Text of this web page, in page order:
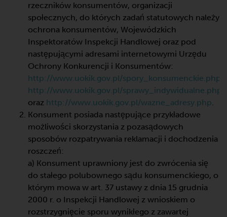
rzeczników konsumentów, organizacji
społecznych, do których zadań statutowych należy
ochrona konsumentów, Wojewódzkich
Inspektoratów Inspekcji Handlowej oraz pod
następującymi adresami internetowymi Urzędu
Ochrony Konkurencji i Konsumentów:
http://www.uokik.gov.pl/spory_konsumenckie.php,
http://www.uokik.gov.pl/sprawy_indywidualne.php
oraz http://www.uokik.gov.pl/wazne_adresy.php.
Konsument posiada następujące przykładowe
możliwości skorzystania z pozasądowych
sposobów rozpatrywania reklamacji i dochodzenia
roszczeń:
a) Konsument uprawniony jest do zwrócenia się
do stałego polubownego sądu konsumenckiego, o
którym mowa w art. 37 ustawy z dnia 15 grudnia
2000 r. o Inspekcji Handlowej z wnioskiem o
rozstrzygnięcie sporu wynikłego z zawartej